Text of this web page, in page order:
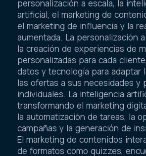
personalización a escala, la
artificial, el marketing de
el marketing de influencia y la
aumentada. La personalización
la creación de experiencias de
personalizadas para cada
datos y tecnología para adaptar
las ofertas a sus necesidades y
individuales. La inteligencia
transformando el marketing
la automatización de tareas, la
campañas y la generación de
El marketing de contenidos
de formatos como quizzes,